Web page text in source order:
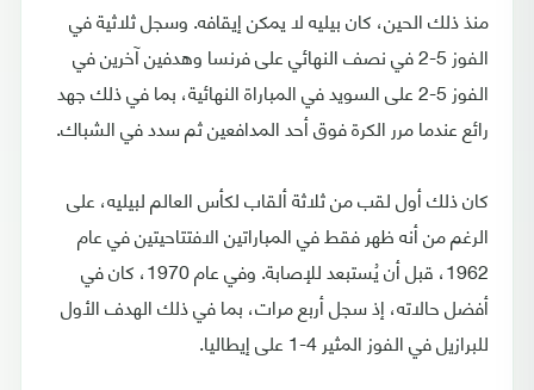
منذ ذلك الحين، كان بيليه لا يمكن إيقافه. وسجل ثلاثية في
الفوز 5-2 في نصف النهائي على فرنسا وهدفين آخرين في
الفوز 5-2 على السويد في المباراة النهائية، بما في ذلك جهد
رائع عندما مرر الكرة فوق أحد المدافعين ثم سدد في الشباك.
كان ذلك أول لقب من ثلاثة ألقاب لكأس العالم لبيليه، على
الرغم من أنه ظهر فقط في المباراتين الافتتاحيتين في عام
1962، قبل أن يُستبعد للإصابة. وفي عام 1970، كان في
أفضل حالاته، إذ سجل أربع مرات، بما في ذلك الهدف الأول
للبرازيل في الفوز المثير 4-1 على إيطاليا.